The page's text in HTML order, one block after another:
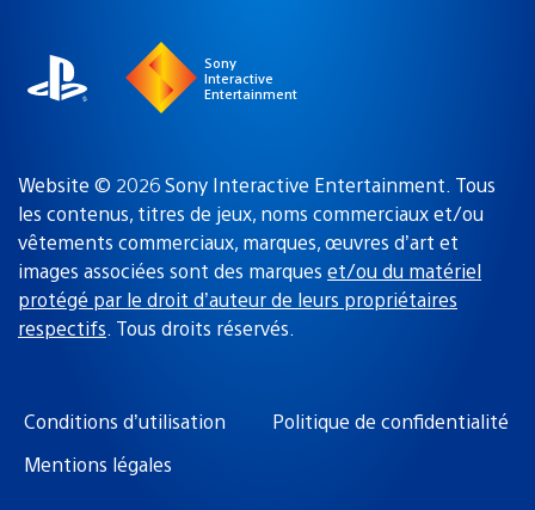
Sony
Interactive
Entertainment
Website © 2026 Sony Interactive Entertainment. Tous
les contenus, titres de jeux, noms commerciaux et/ou
vêtements commerciaux, marques, œuvres d’art et
images associées sont des marques et/ou du matériel
protégé par le droit d’auteur de leurs propriétaires
respectifs. Tous droits réservés.
Conditions d’utilisation
Politique de confidentialité
Mentions légales